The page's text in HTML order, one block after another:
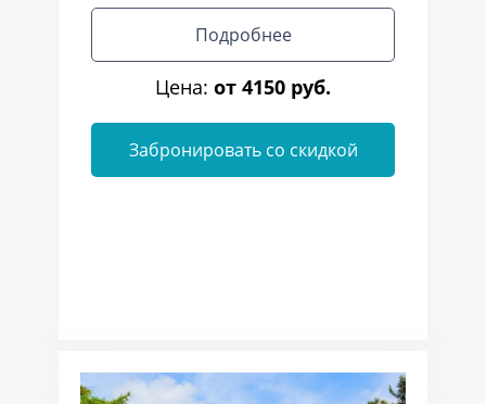
Подробнее
Цена: от 4150 руб.
Забронировать со скидкой